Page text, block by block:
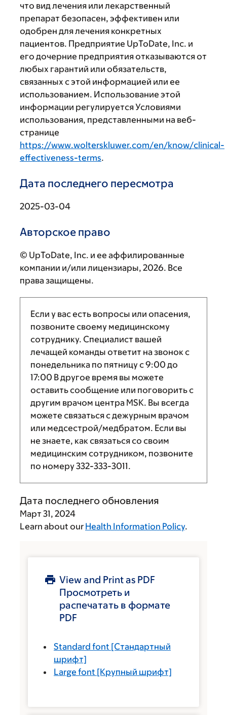
что вид лечения или лекарственный
препарат безопасен, эффективен или
одобрен для лечения конкретных
пациентов. Предприятие UpToDate, Inc. и
его дочерние предприятия отказываются от
любых гарантий или обязательств,
связанных с этой информацией или ее
использованием. Использование этой
информации регулируется Условиями
использования, представленными на веб-
странице
https://www.wolterskluwer.com/en/know/clinical-
effectiveness-terms.
Дата последнего пересмотра
2025-03-04
Авторское право
© UpToDate, Inc. и ее аффилированные
компании и/или лицензиары, 2026. Все
права защищены.
Если у вас есть вопросы или опасения,
позвоните своему медицинскому
сотруднику. Специалист вашей
лечащей команды ответит на звонок с
понедельника по пятницу с9:00 до
17:00 В другое время вы можете
оставить сообщение или поговорить с
другим врачом центра MSK. Вы всегда
можете связаться с дежурным врачом
или медсестрой/медбратом. Если вы
не знаете, как связаться со своим
медицинским сотрудником, позвоните
по номеру332-333-3011.
Дата последнего обновления
Март 31, 2024
Learn about our Health Information Policy.
View and Print as PDF
Просмотреть и
распечатать в формате
PDF
Standard font [Стандартный
шрифт]
Large font [Крупный шрифт]